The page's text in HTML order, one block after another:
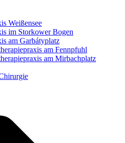
Weißensee
im Storkower Bogen
am Garbátyplatz
am Fennpfuhl
am Mirbachplatz